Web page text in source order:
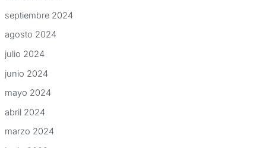
septiembre 2024
agosto 2024
julio 2024
junio 2024
mayo 2024
abril 2024
marzo 2024